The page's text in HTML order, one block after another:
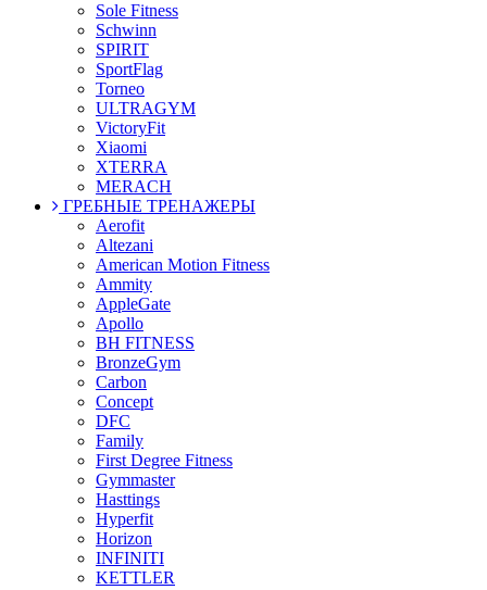
Sole Fitness
Schwinn
SPIRIT
SportFlag
Torneo
ULTRAGYM
VictoryFit
Xiaomi
XTERRA
MERACH
ГРЕБНЫЕ ТРЕНАЖЕРЫ
Aerofit
Altezani
American Motion Fitness
Ammity
AppleGate
Apollo
BH FITNESS
BronzeGym
Carbon
Concept
DFC
Family
First Degree Fitness
Gymmaster
Hasttings
Hyperfit
Horizon
INFINITI
KETTLER